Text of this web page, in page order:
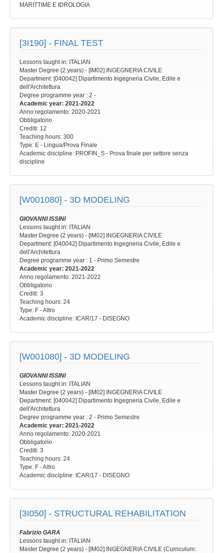
MARITTIME E IDROLOGIA
[3I190] - FINAL TEST
Lessons taught in: ITALIAN
Master Degree (2 years) - [IM02] INGEGNERIA CIVILE
Department: [040042] Dipartimento Ingegneria Civile, Edile e
dell'Architettura
Degree programme year : 2 -
Academic year: 2021-2022
Anno regolamento: 2020-2021
Obbligatorio
Crediti: 12
Teaching hours: 300
Type: E - Lingua/Prova Finale
Academic discipline: PROFIN_S - Prova finale per settore senza
discipline
[W001080] - 3D MODELING
GIOVANNI ISSINI
Lessons taught in: ITALIAN
Master Degree (2 years) - [IM02] INGEGNERIA CIVILE
Department: [040042] Dipartimento Ingegneria Civile, Edile e
dell'Architettura
Degree programme year : 1 - Primo Semestre
Academic year: 2021-2022
Anno regolamento: 2021-2022
Obbligatorio
Crediti: 3
Teaching hours: 24
Type: F - Altro
Academic discipline: ICAR/17 - DISEGNO
[W001080] - 3D MODELING
GIOVANNI ISSINI
Lessons taught in: ITALIAN
Master Degree (2 years) - [IM02] INGEGNERIA CIVILE
Department: [040042] Dipartimento Ingegneria Civile, Edile e
dell'Architettura
Degree programme year : 2 - Primo Semestre
Academic year: 2021-2022
Anno regolamento: 2020-2021
Obbligatorio
Crediti: 3
Teaching hours: 24
Type: F - Altro
Academic discipline: ICAR/17 - DISEGNO
[3I050] - STRUCTURAL REHABILITATION
Fabrizio GARA
Lessons taught in: ITALIAN
Master Degree (2 years) - [IM02] INGEGNERIA CIVILE (Curriculum: